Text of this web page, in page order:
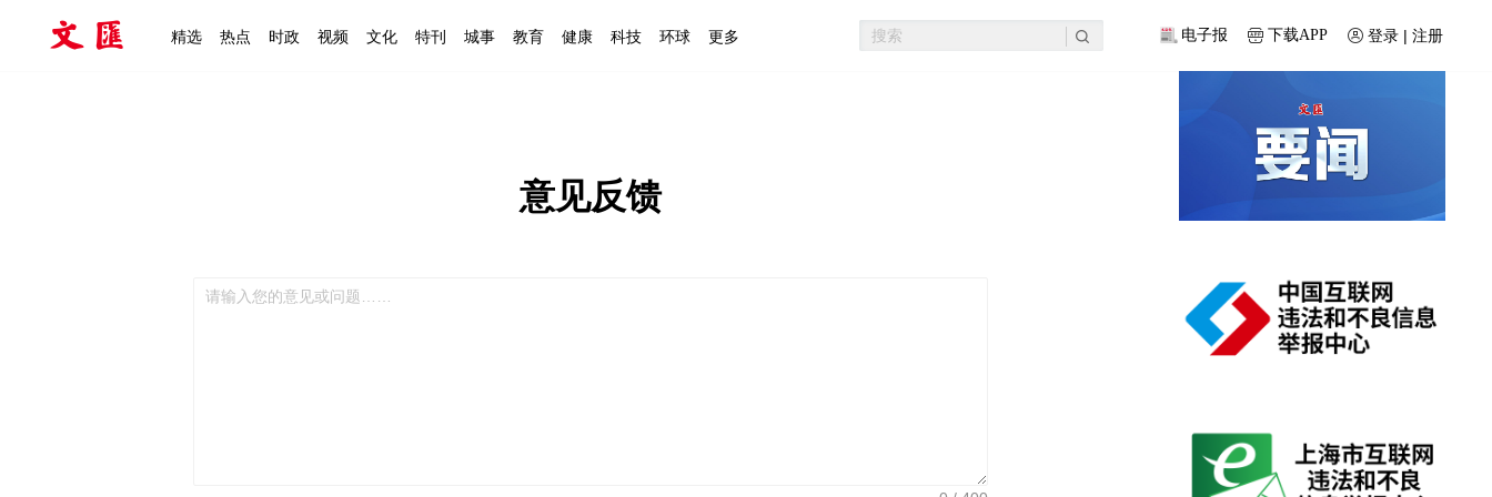
精选 热点 时政 视频 文化 特刊 城事 教育 健康 科技 环球 更多 电子报 下载APP 登录 | 注册
意见反馈